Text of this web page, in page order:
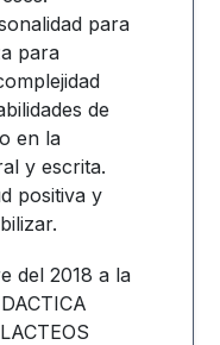
para
para
de
en la
y escrita.
positiva y
del 2018 a la